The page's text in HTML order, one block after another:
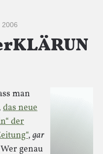
2006
man
das neue
der
, gar
genau